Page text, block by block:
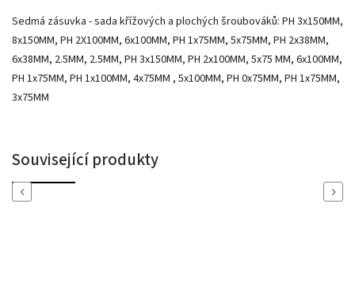
Sedmá zásuvka - sada křížových a plochých šroubováků: PH 3x150MM,
8x150MM, PH 2X100MM, 6x100MM, PH 1x75MM, 5x75MM, PH 2x38MM,
6x38MM, 2.5MM, 2.5MM, PH 3x150MM, PH 2x100MM, 5x75 MM, 6x100MM,
PH 1x75MM, PH 1x100MM, 4x75MM , 5x100MM, PH 0x75MM, PH 1x75MM,
3x75MM
Související produkty
Previous Next